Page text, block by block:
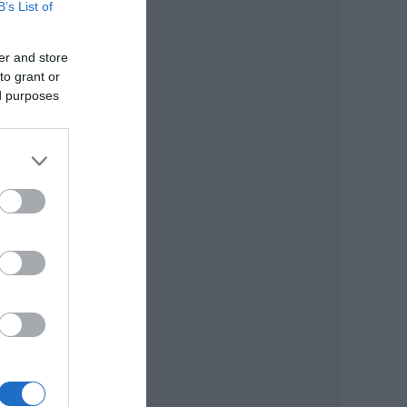
List of
and store
grant or
purposes
ez